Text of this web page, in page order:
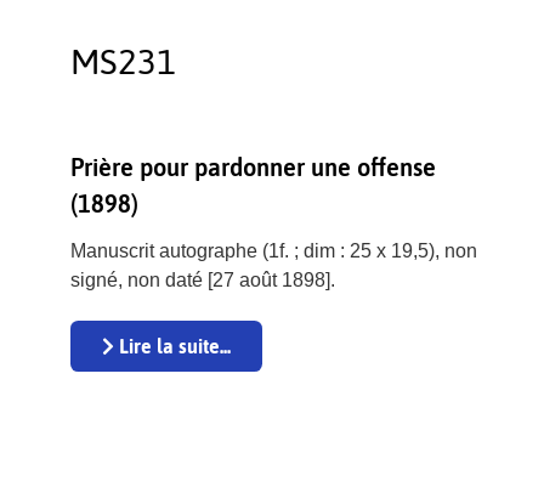
MS231
Prière pour pardonner une offense
(1898)
Manuscrit autographe (1f. ; dim : 25 x 19,5), non
signé, non daté [27 août 1898].
Lire la suite...